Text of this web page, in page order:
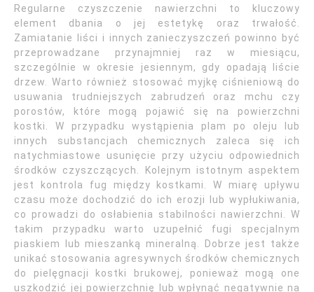
Regularne czyszczenie nawierzchni to kluczowy
element dbania o jej estetykę oraz trwałość.
Zamiatanie liści i innych zanieczyszczeń powinno być
przeprowadzane przynajmniej raz w miesiącu,
szczególnie w okresie jesiennym, gdy opadają liście
drzew. Warto również stosować myjkę ciśnieniową do
usuwania trudniejszych zabrudzeń oraz mchu czy
porostów, które mogą pojawić się na powierzchni
kostki. W przypadku wystąpienia plam po oleju lub
innych substancjach chemicznych zaleca się ich
natychmiastowe usunięcie przy użyciu odpowiednich
środków czyszczących. Kolejnym istotnym aspektem
jest kontrola fug między kostkami. W miarę upływu
czasu może dochodzić do ich erozji lub wypłukiwania,
co prowadzi do osłabienia stabilności nawierzchni. W
takim przypadku warto uzupełnić fugi specjalnym
piaskiem lub mieszanką mineralną. Dobrze jest także
unikać stosowania agresywnych środków chemicznych
do pielęgnacji kostki brukowej, ponieważ mogą one
uszkodzić jej powierzchnię lub wpłynąć negatywnie na